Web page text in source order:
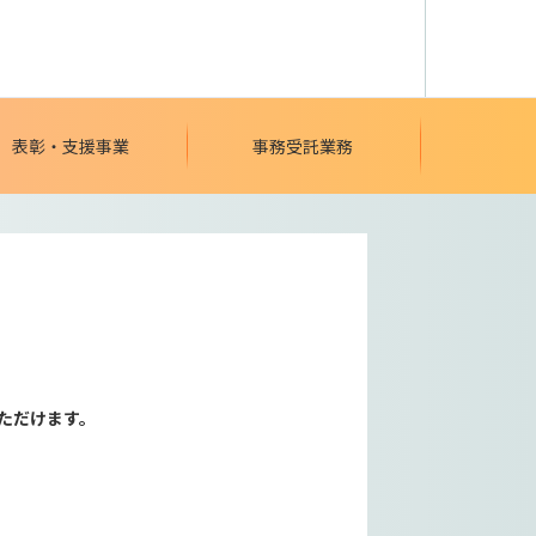
表彰・支援事業 事務受託業務
けます。